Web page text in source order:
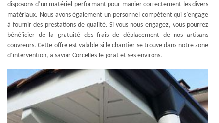
disposons d’un matériel performant pour manier correctement les divers
matériaux. Nous avons également un personnel compétent qui s’engage
à fournir des prestations de qualité. Si vous nous engagez, vous pourrez
bénéficier de la gratuité des frais de déplacement de nos artisans
couvreurs. Cette offre est valable si le chantier se trouve dans notre zone
d’intervention, à savoir Corcelles-le-jorat et ses environs.